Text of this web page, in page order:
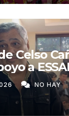
Celso
a
NO HAY